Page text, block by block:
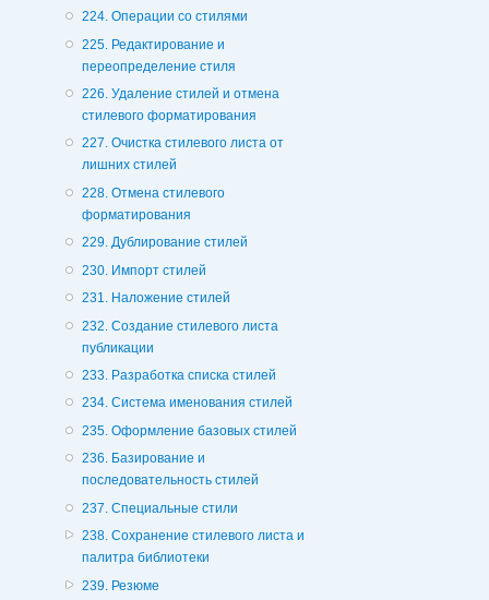
224. Операции со стилями
225. Редактирование и
переопределение стиля
226. Удаление стилей и отмена
стилевого форматирования
227. Очистка стилевого листа от
лишних стилей
228. Отмена стилевого
форматирования
229. Дублирование стилей
230. Импорт стилей
231. Наложение стилей
232. Создание стилевого листа
публикации
233. Разработка списка стилей
234. Система именования стилей
235. Оформление базовых стилей
236. Базирование и
последовательность стилей
237. Специальные стили
238. Сохранение стилевого листа и
палитра библиотеки
239. Резюме